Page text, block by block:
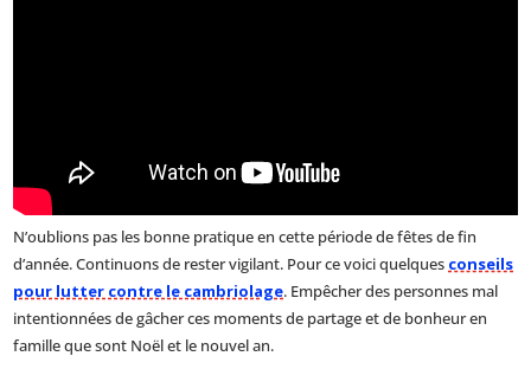
N’oublions pas les bonne pratique en cette période de fêtes de fin
d’année. Continuons de rester vigilant. Pour ce voici quelques conseils
pour lutter contre le cambriolage. Empêcher des personnes mal
intentionnées de gâcher ces moments de partage et de bonheur en
famille que sont Noël et le nouvel an.